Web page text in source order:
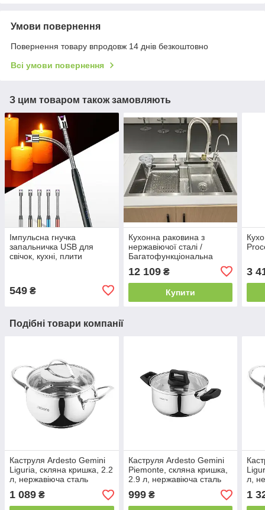
Умови повернення
Повернення товару впродовж 14 днів безкоштовно
Всі умови повернення
З цим товаром також замовляють
Імпульсна гнучка
запальничка USB для
свічок, кухні, плити
549 ₴
Кухонна раковина з
нержавіючої сталі /
Багатофункціональна
кухонна мийка Sink 8045
800*450*210 мм
12 109₴
Купити
3
Подібні товари компанії
Каструля Ardesto Gemini
Liguria, скляна кришка, 2.2
л, нержавіюча сталь
1 089 ₴
Каструля Ardesto Gemini
Piemonte, скляна кришка,
2.9 л, нержавіюча сталь
999₴
л,
1